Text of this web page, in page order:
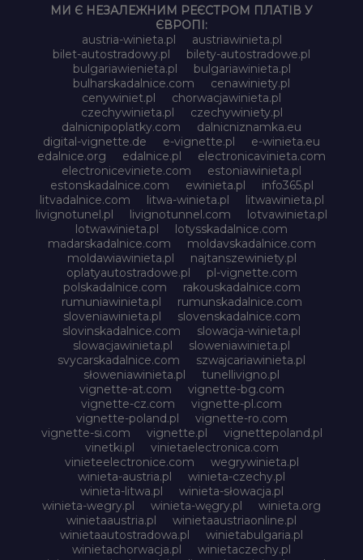
МИ Є НЕЗАЛЕЖНИМ РЕЄСТРОМ ПЛАТІВ У
ЄВРОПІ:
austria-winieta.pl
austriawinieta.pl
bilet-autostradowy.pl
bilety-autostradowe.pl
bulgariawienieta.pl
bulgariawinieta.pl
bulharskadalnice.com
cenawiniety.pl
cenywiniet.pl
chorwacjawinieta.pl
czechywinieta.pl
czechywiniety.pl
dalnicnipoplatky.com
dalnicniznamka.eu
digital-vignette.de
e-vignette.pl
e-winieta.eu
edalnice.org
edalnice.pl
electronicavinieta.com
electroniceviniete.com
estoniawinieta.pl
estonskadalnice.com
ewinieta.pl
info365.pl
litvadalnice.com
litwa-winieta.pl
litwawinieta.pl
livignotunel.pl
livignotunnel.com
lotvawinieta.pl
lotwawinieta.pl
lotysskadalnice.com
madarskadalnice.com
moldavskadalnice.com
moldawiawinieta.pl
najtanszewiniety.pl
oplatyautostradowe.pl
pl-vignette.com
polskadalnice.com
rakouskadalnice.com
rumuniawinieta.pl
rumunskadalnice.com
sloveniawinieta.pl
slovenskadalnice.com
slovinskadalnice.com
slowacja-winieta.pl
slowacjawinieta.pl
sloweniawinieta.pl
svycarskadalnice.com
szwajcariawinieta.pl
słoweniawinieta.pl
tunellivigno.pl
vignette-at.com
vignette-bg.com
vignette-cz.com
vignette-pl.com
vignette-poland.pl
vignette-ro.com
vignette-si.com
vignette.pl
vignettepoland.pl
vinetki.pl
vinietaelectronica.com
vinieteelectronice.com
wegrywinieta.pl
winieta-austria.pl
winieta-czechy.pl
winieta-litwa.pl
winieta-słowacja.pl
winieta-wegry.pl
winieta-węgry.pl
winieta.org
winietaaustria.pl
winietaaustriaonline.pl
winietaautostradowa.pl
winietabulgaria.pl
winietachorwacja.pl
winietaczechy.pl